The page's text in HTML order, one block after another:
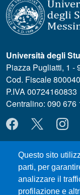
Questo sito
parti, per
analizzare il
profilazione e
Università degli
Piazza Pugliatti, 1 -
Cod. Fiscale
P.IVA 00724160833
Centralino: 090 676
MENÙ SOCIAL
MENÙ FOOTER 1
Dove ci trovi
MODULISTICA
Sedute dei Consigli